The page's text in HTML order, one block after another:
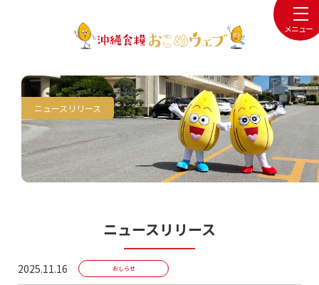
メニュー
ニュースリリース
ニュースリリース
2025.11.16 おしらせ